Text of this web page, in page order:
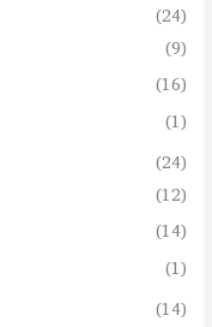
(24)
(9)
(16)
(1)
(24)
(12)
(14)
(1)
(14)